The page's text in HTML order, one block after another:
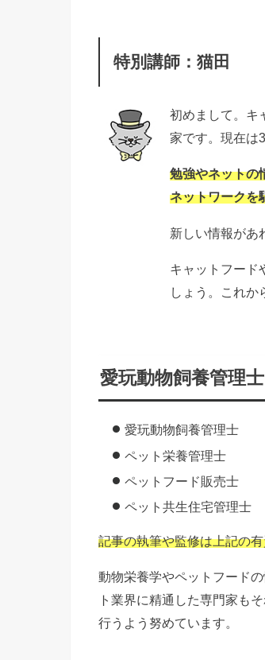
特別講師：猫田
初めまして。キ
家です。現在は
勉強やネットの
ネットワークを
新しい情報があ
キャットフード
しょう。これか
愛玩動物飼養管理
愛玩動物飼養管理士
ペット栄養管理士
ペットフード販売士
ペット共生住宅管理士
記事の執筆や監修は上記の
動物栄養学やペットフード
ト業界に精通した専門家も
行うよう努めています。